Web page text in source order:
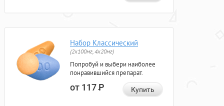
Набор Классический
(2x100мг, 4x20мг)
Попробуй и выбери наиболее
понравившийся препарат.
от 117Р Купить